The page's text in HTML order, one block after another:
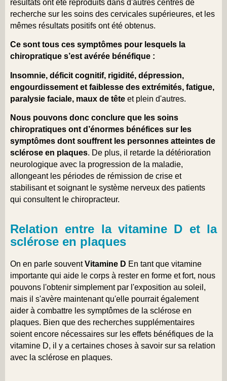
résultats ont été reproduits dans d'autres centres de
recherche sur les soins des cervicales supérieures, et les
mêmes résultats positifs ont été obtenus.
Ce sont tous ces symptômes pour lesquels la
chiropratique s’est avérée bénéfique :
Insomnie, déficit cognitif, rigidité, dépression,
engourdissement et faiblesse des extrémités, fatigue,
paralysie faciale, maux de tête et plein d'autres.
Nous pouvons donc conclure que les soins
chiropratiques ont d’énormes bénéfices sur les
symptômes dont souffrent les personnes atteintes de
sclérose en plaques. De plus, il retarde la détérioration
neurologique avec la progression de la maladie,
allongeant les périodes de rémission de crise et
stabilisant et soignant le système nerveux des patients
qui consultent le chiropracteur.
Relation entre la vitamine D et la
sclérose en plaques
On en parle souventVitamine D En tant que vitamine
importante qui aide le corps à rester en forme et fort, nous
pouvons l'obtenir simplement par l'exposition au soleil,
mais il s'avère maintenant qu'elle pourrait également
aider à combattre les symptômes de la sclérose en
plaques. Bien que des recherches supplémentaires
soient encore nécessaires sur les effets bénéfiques de la
vitamine D, il y a certaines choses à savoir sur sa relation
avec la sclérose en plaques.